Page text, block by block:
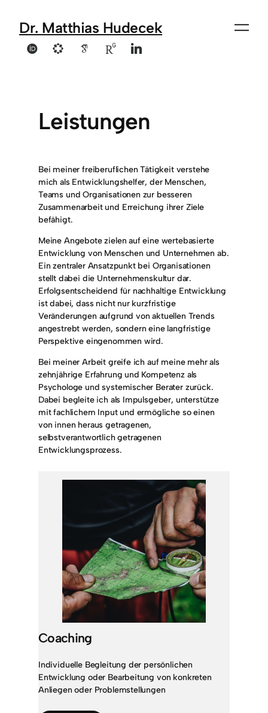
Dr. Matthias Hudecek
Leistungen
Bei meiner freiberuflichen Tätigkeit verstehe
mich als Entwicklungshelfer, der Menschen,
Teams und Organisationen zur besseren
Zusammenarbeit und Erreichung ihrer Ziele
befähigt.
Meine Angebote zielen auf eine wertebasierte
Entwicklung von Menschen und Unternehmen ab.
Ein zentraler Ansatzpunkt bei Organisationen
stellt dabei die Unternehmenskultur dar.
Erfolgsentscheidend für nachhaltige Entwicklung
ist dabei, dass nicht nur kurzfristige
Veränderungen aufgrund von aktuellen Trends
angestrebt werden, sondern eine langfristige
Perspektive eingenommen wird.
Bei meiner Arbeit greife ich auf meine mehr als
zehnjährige Erfahrung und Kompetenz als
Psychologe und systemischer Berater zurück.
Dabei begleite ich als Impulsgeber, unterstütze
mit fachlichem Input und ermögliche so einen
von innen heraus getragenen,
selbstverantwortlich getragenen
Entwicklungsprozess.
Coaching
Individuelle Begleitung der persönlichen
Entwicklung oder Bearbeitung von konkreten
Anliegen oder Problemstellungen